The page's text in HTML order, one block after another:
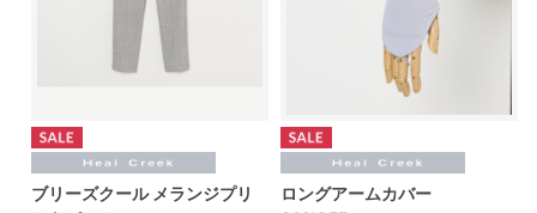
ブリーズクール メランジプリ
ロングアームカバー